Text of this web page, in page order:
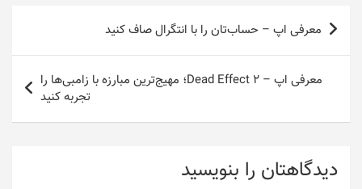
راهبری
نوشته
معرفی اپ – حساب‌تان را با انتگرال صاف کنید
معرفی اپ – Dead Effect 2؛ مهیج‌ترین مبارزه با زامبی‌ها را
تجربه کنید
دیدگاهتان را بنویسید